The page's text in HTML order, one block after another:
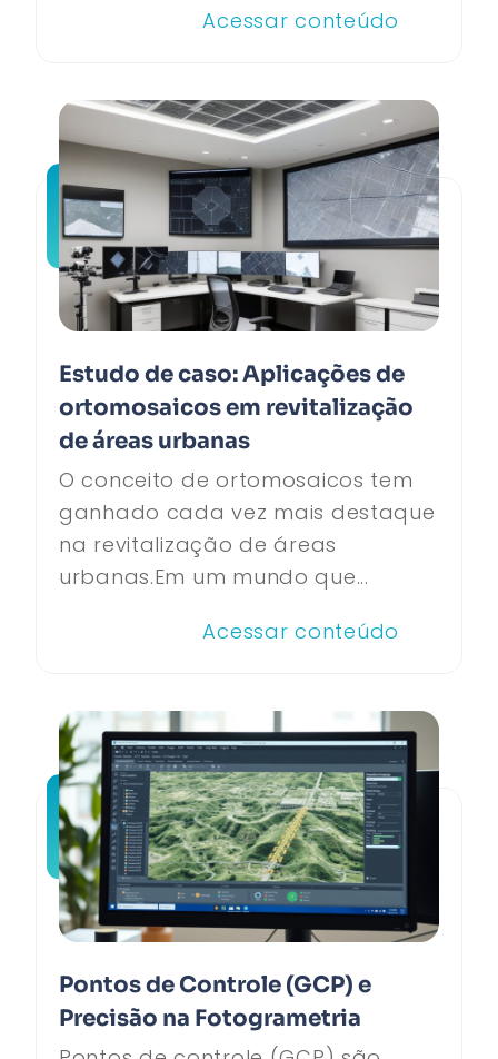
Acessar conteúdo
Estudo de caso: Aplicações de
ortomosaicos em revitalização
de áreas urbanas
O conceito de ortomosaicos tem
ganhado cada vez mais destaque
na revitalização de áreas
urbanas.Em um mundo que...
Acessar conteúdo
Pontos de Controle (GCP) e
Precisão na Fotogrametria